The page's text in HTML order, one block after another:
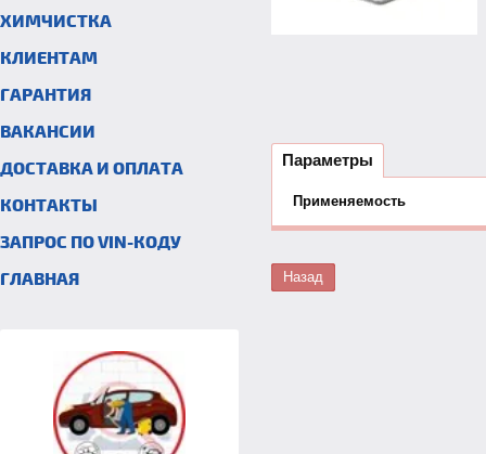
ХИМЧИСТКА
КЛИЕНТАМ
ГАРАНТИЯ
ВАКАНСИИ
ДОСТАВКА И ОПЛАТА
КОНТАКТЫ
ЗАПРОС ПО VIN-КОДУ
ГЛАВНАЯ
Параметры
Применяемость
Назад